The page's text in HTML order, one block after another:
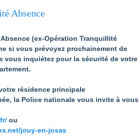
Absence
(ex-Opération Tranquillité
si vous prévoyez prochainement de
vous inquiétez pour la sécurité de votre
résidence principale
la Police nationale vous invite à vous
ou
jouy-en-josas